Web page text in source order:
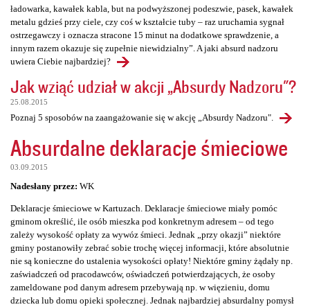
ładowarka, kawałek kabla, but na podwyższonej podeszwie, pasek, kawałek
metalu gdzieś przy ciele, czy coś w kształcie tuby – raz uruchamia sygnał
ostrzegawczy i oznacza stracone 15 minut na dodatkowe sprawdzenie, a
innym razem okazuje się zupełnie niewidzialny”. A jaki absurd nadzoru
uwiera Ciebie najbardziej?
Jak wziąć udział w akcji „Absurdy Nadzoru"?
25.08.2015
Poznaj 5 sposobów na zaangażowanie się w akcję „Absurdy Nadzoru".
Absurdalne deklaracje śmieciowe
03.09.2015
Nadesłany przez: WK
Deklaracje śmieciowe w Kartuzach. Deklaracje śmieciowe miały pomóc
gminom określić, ile osób mieszka pod konkretnym adresem – od tego
zależy wysokość opłaty za wywóz śmieci. Jednak „przy okazji” niektóre
gminy postanowiły zebrać sobie trochę więcej informacji, które absolutnie
nie są konieczne do ustalenia wysokości opłaty! Niektóre gminy żądały np.
zaświadczeń od pracodawców, oświadczeń potwierdzających, że osoby
zameldowane pod danym adresem przebywają np. w więzieniu, domu
dziecka lub domu opieki społecznej. Jednak najbardziej absurdalny pomysł